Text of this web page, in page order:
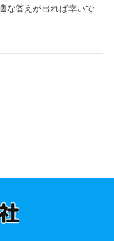
な答えが出れば幸いで